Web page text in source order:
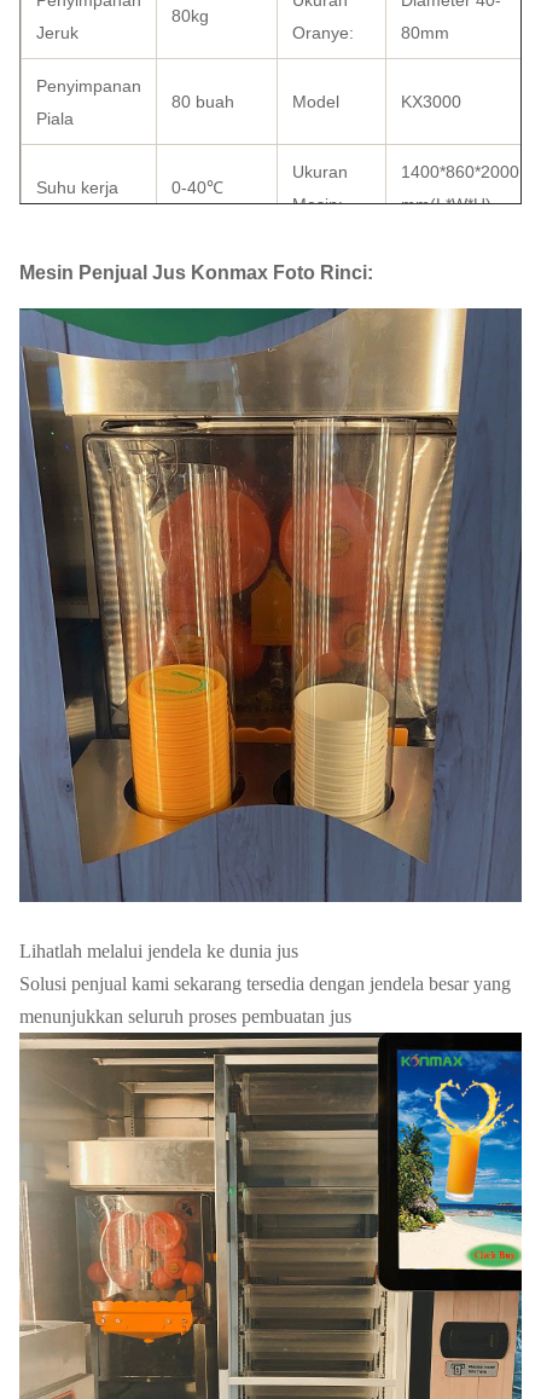
Jeruk
80kg
Oranye:
80mm
Penyimpanan
Piala
80 buah Model KX3000
Suhu kerja 0-40℃
Ukuran
Mesin:
1400*860*2000
mm(L*W*H)
0-5 Dapat
disesuaikan
CSA, NSF
Melayani
Waktu
Pengiriman:
40-45 detik
Daya
Pemuatan
Penuh
(maks):
900W
GW 450 Kg NW 300Kg
Internet
4G Semua
netcom,
wifi, interen
FOB
Shanghai
USD
Pembayaran
Mata uang
kertas
Jaminan 1 tahun
Mesin Penjual Jus Konmax Foto Rinci:
Lihatlah melalui jendela ke dunia jus
Solusi penjual kami sekarang tersedia dengan jendela besar yang
menunjukkan seluruh proses pembuatan jus